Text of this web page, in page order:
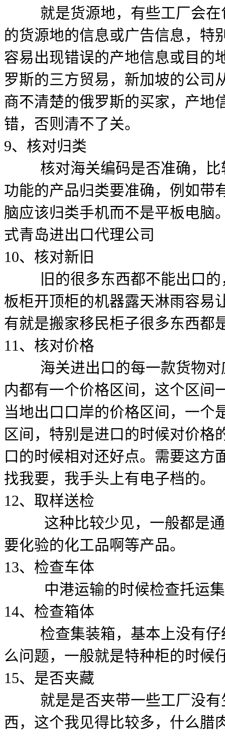
就是货源地，有些工厂会在
的货源地的信息或广告信息，特
容易出现错误的产地信息或目的
罗斯的三方贸易，新加坡的公司
商不清楚的俄罗斯的买家，产地
错，否则清不了关。
9、核对归类
核对海关编码是否准确，比
功能的产品归类要准确，例如带
脑应该归类手机而不是平板电脑
式青岛进出口代理公司
10、核对新旧
旧的很多东西都不能出口的
板柜开顶柜的机器露天淋雨容易
有就是搬家移民柜子很多东西都
11、核对价格
海关进出口的每一款货物对
内都有一个价格区间，这个区间
当地出口口岸的价格区间，一个
区间，特别是进口的时候对价格
口的时候相对还好点。需要这方
找我要，我手头上有电子档的。
12、取样送检
这种比较少见，一般都是通
要化验的化工品啊等产品。
13、检查车体
中港运输的时候检查托运集
14、检查箱体
检查集装箱，基本上没有仔
么问题，一般就是特种柜的时候
15、是否夹藏
就是是否夹带一些工厂没有
西，这个我见得比较多，什么腊